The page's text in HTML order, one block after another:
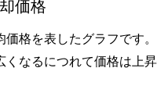
価格
格を表したグラフです。
くなるにつれて価格は上